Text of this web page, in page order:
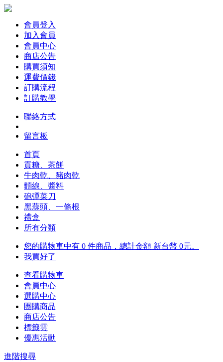
會員登入
加入會員
會員中心
商店公告
購買須知
運費價錢
訂購流程
訂購教學
聯絡方式
留言板
首頁
貢糖、茶餅
牛肉乾、豬肉乾
麵線、醬料
砲彈菜刀
黑蒜頭、一條根
禮盒
所有分類
您的購物車中有 0 件商品，總計金額 新台幣 0元。
我買好了
查看購物車
會員中心
選購中心
團購商品
商店公告
標籤雲
優惠活動
進階搜尋